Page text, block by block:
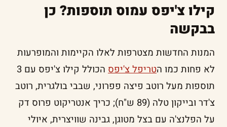
קילו צ'יפס עמוס תוספות? כן
בבקשה
המנות החדשות מצטרפות לאלו הקיימות והמופרעות
לא פחות כמו הטריפל צ'יפס
הכולל קילו צ'יפס עם 3
תוספות מעל רוטב פיצה פפרוני, שבבי בולגרית, רוטב
צ'דר ובייקון טלה (89 ש"ח); כריך אנטריקוט פרוס דק
על הפלנצ'ה עם בצל מטוגן, גבינה שוויצרית, איולי